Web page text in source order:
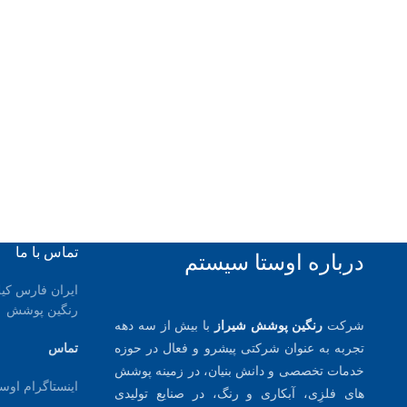
درباره اوستا سیستم
شرکت رنگین پوشش شیراز
با بیش از سه دهه
تجربه به عنوان شرکتی پیشرو و فعال در حوزه
خدمات تخصصی و دانش بنیان، در زمینه پوشش
های فلزِی، آبکاری و رنگ، در صنایع تولیدی
تماس با ما
رنگین پوشش
تماس
اینستاگرام